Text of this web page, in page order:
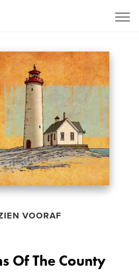
VOORAF
Of The County